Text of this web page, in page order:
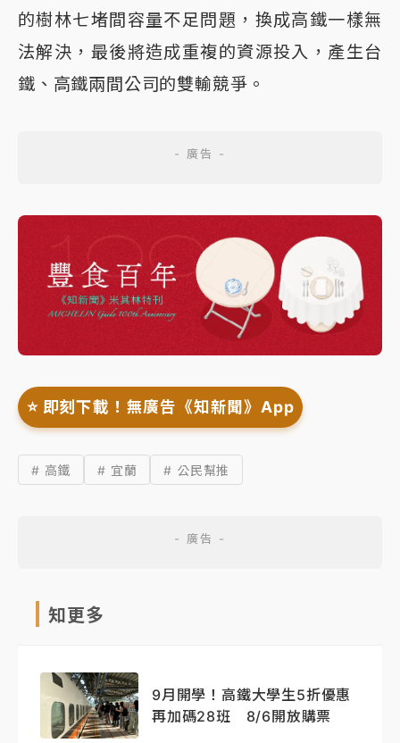
的樹林七堵間容量不足問題，換成高鐵一樣無
法解決，最後將造成重複的資源投入，產生台
鐵、高鐵兩間公司的雙輸競爭。
⭐️ 即刻下載！無廣告《知新聞》App
# 高鐵 # 宜蘭 # 公民幫推
知更多
9月開學！高鐵大學生5折優惠
再加碼28班 8/6開放購票